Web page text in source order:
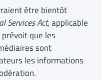
être bientôt
Services Act, applicable
que les
sont
les informations